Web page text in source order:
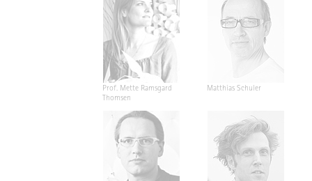
Prof. Mette Ramsgard
Thomsen
Matthias Schuler